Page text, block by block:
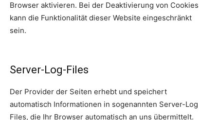
Browser aktivieren. Bei der Deaktivierung von Cookies
kann die Funktionalität dieser Website eingeschränkt
sein.
Server-Log-Files
Der Provider der Seiten erhebt und speichert
automatisch Informationen in sogenannten Server-Log
Files, die Ihr Browser automatisch an uns übermittelt.